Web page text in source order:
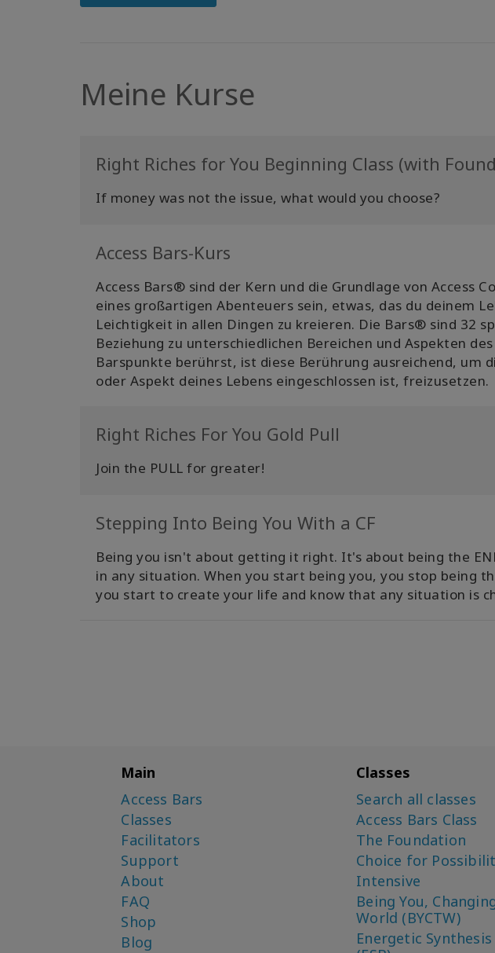
Meine Kurse
Right Riches for You Beginning Class (with
If money was not the issue, what would you choose?
Access Bars-Kurs
Access Bars® sind der Kern und die Grundlage von Access
eines großartigen Abenteuers sein, etwas, das du deinem
Leichtigkeit in allen Dingen zu kreieren. Die Bars® sind 32
Beziehung zu unterschiedlichen Bereichen und Aspekten
Barspunkte berührst, ist diese Berührung ausreichend, um
oder Aspekt deines Lebens eingeschlossen ist, freizusetzen.
Right Riches For You Gold Pull
Join the PULL for greater!
Stepping Into Being You With a CF
Being you isn't about getting it right. It's about being the
in any situation. When you start being you, you stop being
you start to create your life and know that any situation is
Main
Access Bars
Classes
Facilitators
Support
About
FAQ
Shop
Blog
Classes
Search all classes
Access Bars Class
The Foundation
Choice for
Intensive
Being You,
World (BYCTW)
Energetic